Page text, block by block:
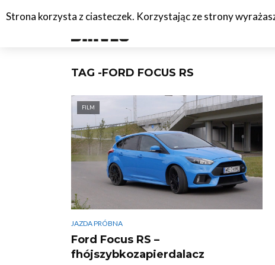
TAG -FORD FOCUS RS
FILM
JAZDA PRÓBNA
Ford Focus RS –
fhójszybkozapierdalacz
Strona korzysta z ciasteczek. Korzystając ze strony